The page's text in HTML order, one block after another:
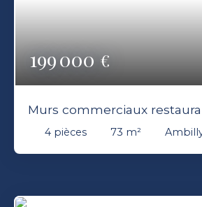
199 000€
Murs commerciaux
idéalement situés Ambilly
4 pièces 73 m²